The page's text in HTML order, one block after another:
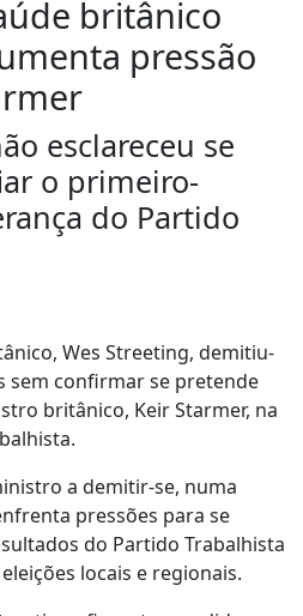
britânico
pressão
esclareceu se
o primeiro-
do Partido
Wes Streeting, demitiu-
sem confirmar se pretende
britânico, Keir Starmer, na
a demitir-se, numa
pressões para se
do Partido Trabalhista
locais e regionais.